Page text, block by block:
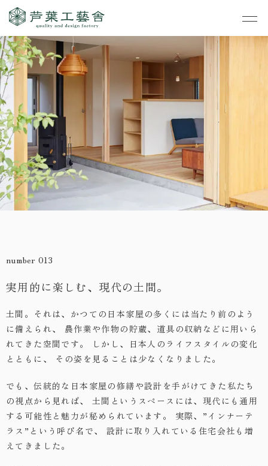
number 013
実用的に楽しむ、現代の土間。
土間。それは、かつての日本家屋の多くには当たり前のよう
に備えられ、
農作業や作物の貯蔵、道具の収納などに用いら
れてきた空間です。
しかし、日本人のライフスタイルの変化
とともに、
その姿を見ることは少なくなりました。
でも、伝統的な日本家屋の修繕や設計を手がけてきた私たち
の視点から見れば、
土間というスペースには、現代にも通用
する可能性と魅力が秘められています。
実際、”インナーテ
ラス”という呼び名で、
設計に取り入れている住宅会社も増
えてきました。
作品集
- すべて
- 一般住宅
- 店舗・オフィス
- リノベーション
事業案内
- TOP
- 新築
- 店舗・オフィス
- リノベーション
- 家・不動産の利活用
ご見学
- すべて
- コンセプトハウス6
・私たちの家づくり
・お知らせ
・イベント
・手しごとのコラム
・お客さまの声
・お問い合わせ